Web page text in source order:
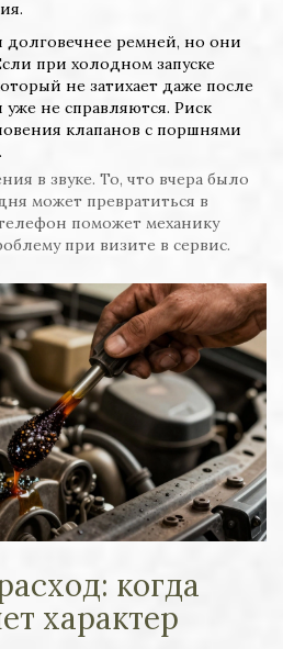
долговечнее ремней, но они
при холодном запуске
не затихает даже после
не справляются. Риск
клапанов с поршнями
в звуке. То, что вчера было
может превратиться в
поможет механику
при визите в сервис.
когда
характер